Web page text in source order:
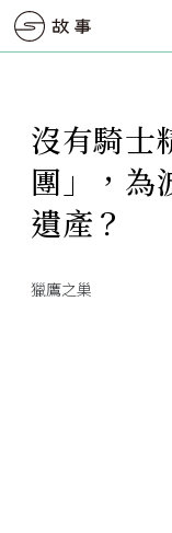
沒有騎士
團」，為
遺產？
獵鷹之巢